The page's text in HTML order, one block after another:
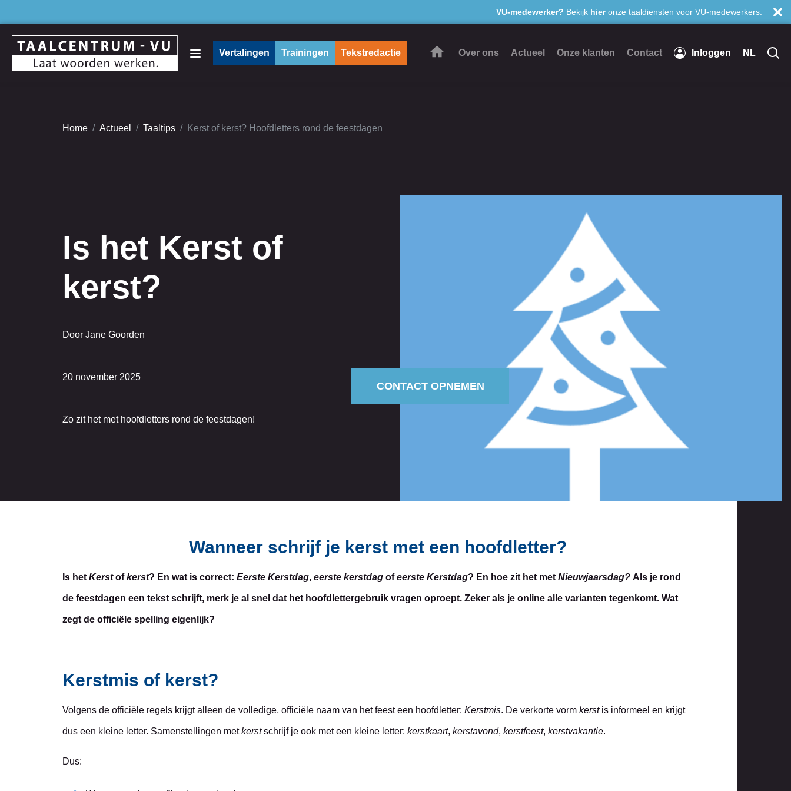
VU-medewerker? Bekijk hieronze taaldiensten voor VU-medewerkers.
Inloggen
Vertalingen Trainingen Tekstredactie NL
Over ons Actueel Onze klanten Contact
Home Actueel Taaltips Kerst of kerst? Hoofdletters rond de feestdagen
Is het Kerst of
kerst?
Door Jane Goorden
20 november 2025
Zo zit het met hoofdletters rond de feestdagen!
CONTACT OPNEMEN
Wanneer schrijf je kerst met een hoofdletter?
Is het Kerstofkerst? En wat is correct: Eerste Kerstdag, eerste kerstdag ofeerste Kerstdag? En hoe zit het met Nieuwjaarsdag? Als je rond
de feestdagen een tekst schrijft, merk je al snel dat het hoofdlettergebruik vragen oproept. Zeker als je online alle varianten tegenkomt. Wat
zegt de officiële spelling eigenlijk?
Kerstmis of kerst?
Volgens de officiële regels krijgt alleen de volledige, officiële naam van het feest een hoofdletter: Kerstmis. De verkorte vorm kerstis informeel en krijgt
dus een kleine letter. Samenstellingen metkerstschrijf je ook met een kleine letter: kerstkaart, kerstavond, kerstfeest, kerstvakantie.
Dus: